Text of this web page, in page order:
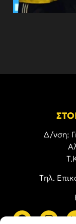
Δ/νση:
Tηλ.